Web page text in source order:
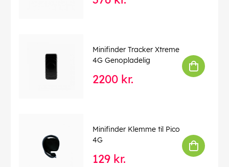
Minifinder Tracker Xtreme
4G Genopladelig
2200 kr.
Minifinder Klemme til Pico
4G
129 kr.